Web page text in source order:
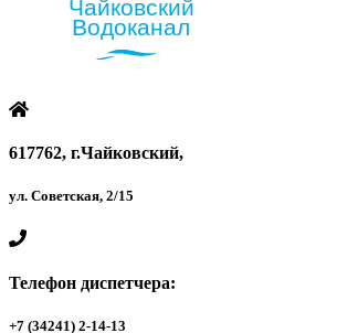
617762, г.Чайковский,
ул. Советская, 2/15
Телефон диспетчера:
+7 (34241) 2-14-13